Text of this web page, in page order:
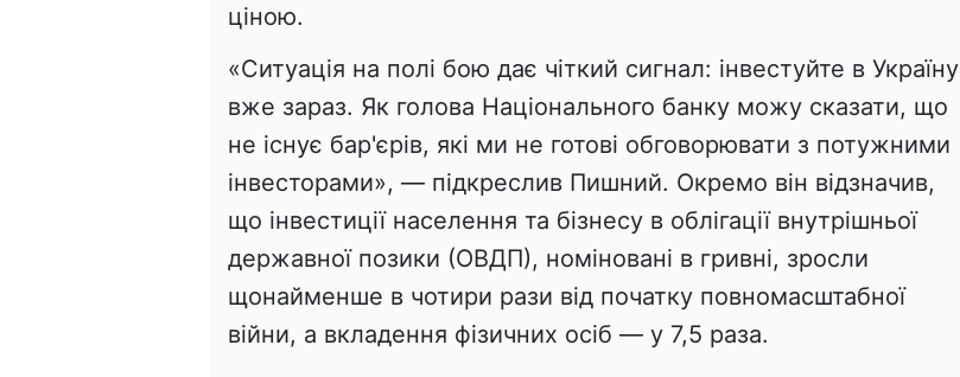
ціною.
«Ситуація на полі бою дає чіткий сигнал: інвестуйте в Україну
вже зараз. Як голова Національного банку можу сказати, що
не існує бар'єрів, які ми не готові обговорювати з потужними
інвесторами», — підкреслив Пишний. Окремо він відзначив,
що інвестиції населення та бізнесу в облігації внутрішньої
державної позики (ОВДП), номіновані в гривні, зросли
щонайменше в чотири рази від початку повномасштабної
війни, а вкладення фізичних осіб — у 7,5 раза.